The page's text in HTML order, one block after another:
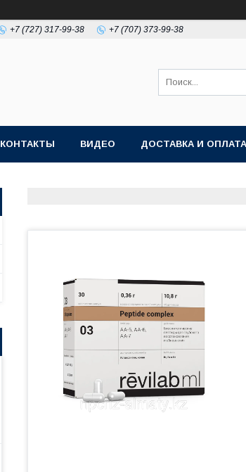
+7 (727) 317-99-38 +7 (707) 373-99-38
КОНТАКТЫ ВИДЕО ДОСТАВКА И ОПЛАТА